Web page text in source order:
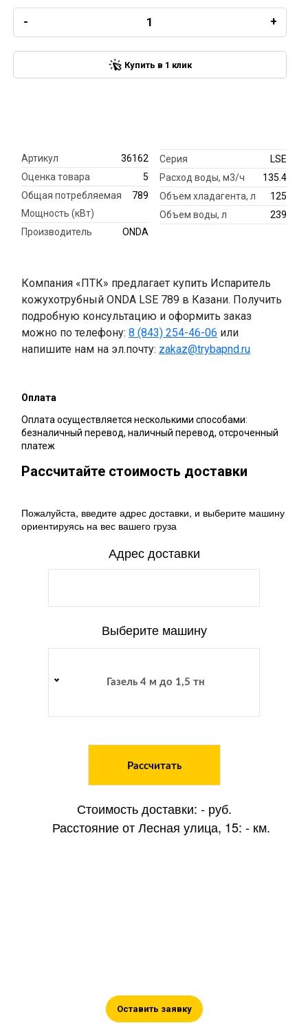
- +
Купить в 1 клик
Артикул
36162
Оценка товара
5
Общая потребляемая
Мощность (кВт)
789
Производитель ONDA
Серия
LSE
Расход воды, м3/ч
135.4
Объем хладагента, л
125
Объем воды, л
239
Компания «ПТК» предлагает купить Испаритель
кожухотрубный ONDA LSE 789 в Казани. Получить
подробную консультацию и оформить заказ
можно по телефону: 8 (843) 254-46-06 или
напишите нам на эл.почту: zakaz@trybapnd.ru
Оплата
Оплата осуществляется несколькими способами:
безналичный перевод, наличный перевод, отсроченный
платеж
Рассчитайте стоимость доставки
Пожалуйста, введите адрес доставки, и выберите машину
ориентируясь на вес вашего груза
Адрес доставки
Выберите машину
Газель 4 м до 1,5 тн
Рассчитать
Стоимость доставки: -руб.
Расстояние от Лесная улица, 15: -км.
Оставить заявку